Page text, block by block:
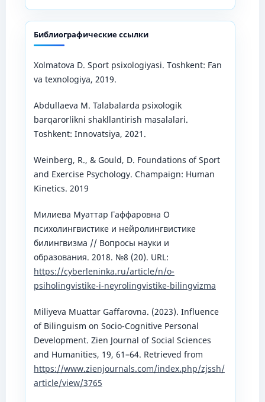
Библиографические ссылки
Xolmatova D. Sport psixologiyasi. Toshkent: Fan
va texnologiya, 2019.
Abdullaeva M. Talabalarda psixologik
barqarorlikni shakllantirish masalalari.
Toshkent: Innovatsiya, 2021.
Weinberg, R., & Gould, D. Foundations of Sport
and Exercise Psychology. Champaign: Human
Kinetics. 2019
Милиева Муаттар Гаффаровна О
психолингвистике и нейролингвистике
билингвизма // Вопросы науки и
образования. 2018. №8 (20). URL:
https://cyberleninka.ru/article/n/o-
psiholingvistike-i-neyrolingvistike-bilingvizma
Miliyeva Muattar Gaffarovna. (2023). Influence
of Bilinguism on Socio-Cognitive Personal
Development. Zien Journal of Social Sciences
and Humanities, 19, 61–64. Retrieved from
https://www.zienjournals.com/index.php/zjssh/
article/view/3765